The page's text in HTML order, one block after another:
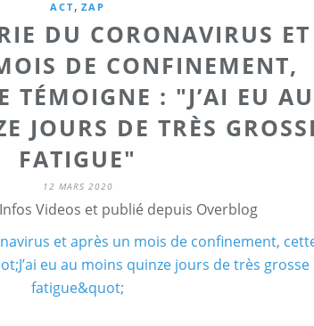
ACT, ZAP
DU CORONAVIRUS ET
DE CONFINEMENT,
TÉMOIGNE : "J’AI EU AU
JOURS DE TRÈS
FATIGUE"
12 MARS 2020
Videos et publié depuis Overblog